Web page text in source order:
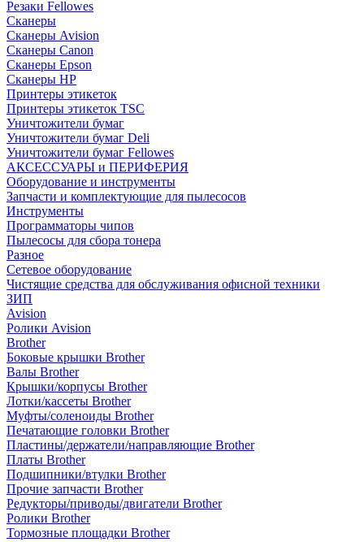
Резаки Fellowes
Сканеры
Сканеры Avision
Сканеры Canon
Сканеры Epson
Сканеры HP
Принтеры этикеток
Принтеры этикеток TSC
Уничтожители бумаг
Уничтожители бумаг Deli
Уничтожители бумаг Fellowes
АКСЕССУАРЫ и ПЕРИФЕРИЯ
Оборудование и инструменты
Запчасти и комплектующие для пылесосов
Инструменты
Программаторы чипов
Пылесосы для сбора тонера
Разное
Сетевое оборудование
Чистящие средства для обслуживания офисной техники
ЗИП
Avision
Ролики Avision
Brother
Боковые крышки Brother
Валы Brother
Крышки/корпусы Brother
Лотки/кассеты Brother
Муфты/соленоиды Brother
Печатающие головки Brother
Пластины/держатели/направляющие Brother
Платы Brother
Подшипники/втулки Brother
Прочие запчасти Brother
Редукторы/приводы/двигатели Brother
Ролики Brother
Тормозные площадки Brother